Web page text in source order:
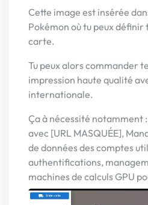
Cette image est insérée
Pokémon où tu peux définir
carte.
Tu peux alors commander
impression haute qualité
internationale.
Ça à nécessité notamment
avec [URL MASQUÉE],
de données des comptes
authentifications,
machines de calculs GPU